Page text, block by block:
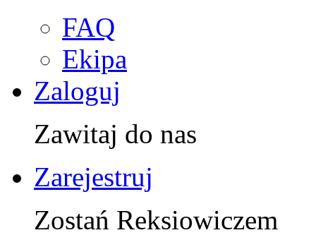
FAQ
Ekipa
Zaloguj
Zawitaj do nas
Zarejestruj
Zostań Reksiowiczem